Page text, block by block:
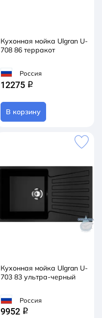
Кухонная мойка Ulgran U-
708 86 терракот
Россия
12275 q
В корзину
Кухонная мойка Ulgran U-
703 83 ультра-черный
Россия
9952 q